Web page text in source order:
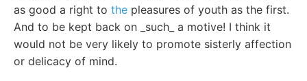
as good a right to the pleasures of youth as the first.
And to be kept back on _such_ a motive! I think it
would not be very likely to promote sisterly affection
or delicacy of mind.